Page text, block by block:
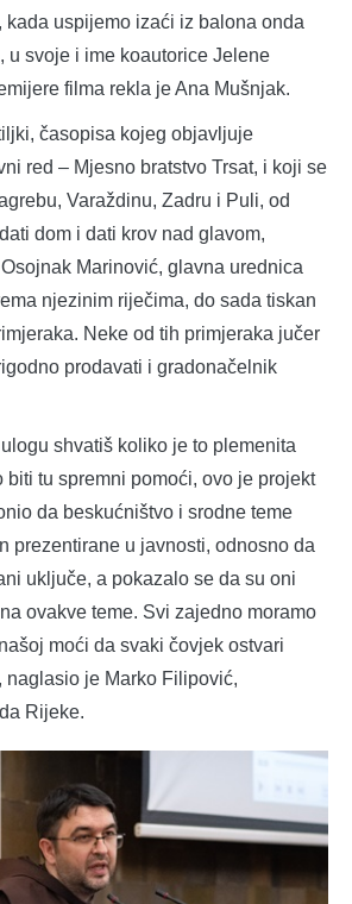
kada uspijemo izaći iz balona onda
u svoje i ime koautorice Jelene
filma rekla je Ana Mušnjak.
časopisa kojeg objavljuje
red – Mjesno bratstvo Trsat, i koji se
Varaždinu, Zadru i Puli, od
dom i dati krov nad glavom,
Marinović, glavna urednica
njezinim riječima, do sada tiskan
Neke od tih primjeraka jučer
prodavati i gradonačelnik
shvatiš koliko je to plemenita
biti tu spremni pomoći, ovo je projekt
da beskućništvo i srodne teme
prezentirane u javnosti, odnosno da
uključe, a pokazalo se da su oni
ovakve teme. Svi zajedno moramo
moći da svaki čovjek ostvari
naglasio je Marko Filipović,
Rijeke.